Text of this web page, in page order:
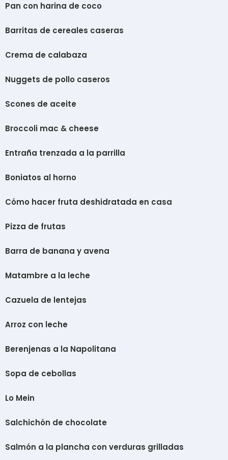
Pan con harina de coco
Barritas de cereales caseras
Crema de calabaza
Nuggets de pollo caseros
Scones de aceite
Broccoli mac & cheese
Entraña trenzada a la parrilla
Boniatos al horno
Cómo hacer fruta deshidratada en casa
Pizza de frutas
Barra de banana y avena
Matambre a la leche
Cazuela de lentejas
Arroz con leche
Berenjenas a la Napolitana
Sopa de cebollas
Lo Mein
Salchichón de chocolate
Salmón a la plancha con verduras grilladas